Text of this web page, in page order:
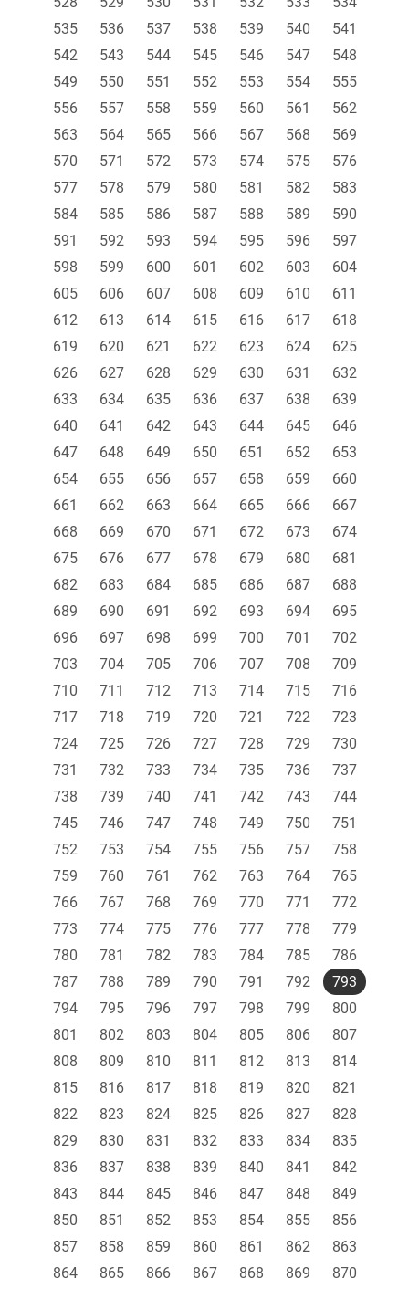
535
536 537 538 539 540
541
542
543 544 545 546 547
548
549
550 551 552 553 554
555
556
557 558 559 560 561
562
563
564 565 566 567 568
569
570
571 572 573 574 575
576
577
578 579 580 581 582
583
584
585 586 587 588 589
590
591
592 593 594 595 596
597
598
599 600 601 602 603
604
605
606 607 608 609 610
611
612
613 614 615 616 617
618
619
620 621 622 623 624
625
626
627 628 629 630 631
632
633
634 635 636 637 638
639
640
641 642 643 644 645
646
647
648 649 650 651 652
653
654
655 656 657 658 659
660
661
662 663 664 665 666
667
668
669 670 671 672 673
674
675
676 677 678 679 680
681
682
683 684 685 686 687
688
689
690 691 692 693 694
695
696
697 698 699 700 701
702
703
704 705 706 707 708
709
710
711 712 713 714 715
716
717
718 719 720 721 722
723
724
725 726 727 728 729
730
731
732 733 734 735 736
737
738
739 740 741 742 743
744
745
746 747 748 749 750
751
752
753 754 755 756 757
758
759
760 761 762 763 764
765
766
767 768 769 770 771
772
773
774 775 776 777 778
779
780
781 782 783 784 785
786
787
788 789 790 791 792
793
794
795 796 797 798 799
800
801
802 803 804 805 806
807
808
809 810 811 812 813
814
815
816 817 818 819 820
821
822
823 824 825 826 827
828
829
830 831 832 833 834
835
836
837 838 839 840 841
842
843
844 845 846 847 848
849
850
851 852 853 854 855
856
857
858 859 860 861 862
863
864
865 866 867 868 869
870